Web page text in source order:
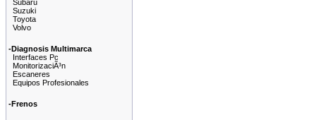
Subaru
Suzuki
Toyota
Volvo
-Diagnosis Multimarca
Interfaces Pc
MonitorizaciÃ³n
Escaneres
Equipos Profesionales
-Frenos